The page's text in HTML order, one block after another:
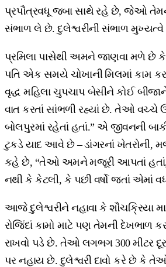
પ્રપૌત્રવધૂ જબા સાથે રહે છે, જેઓ
સંભાળ લે છે. દુલેશ્વરીની સંભાળ
પ્રમિલા પાસેથી અમને જાણવા મળે છે
પતિ એક સમયે ચોખાની મિલમાં કામ
વૃદ્ધ મહિલા ચુપચાપ બેસીને કોઈ
વાત કરતાં સાંભળી રહ્યાં છે. તેઓ વચ્ચે
બોલપુરમાં રહેતાં હતાં.” એ જીવનની
ટુકડે યાદ આવે છે – ડાંગરનાં ખેતરોની,
કહે છે, “તેઓ અમને મજૂરી આપતાં
નથી કે કેટલી, કે પછી વર્ષો જતાં એમાં
આજે દુલેશ્વરીને નહાવા કે શૌચક્રિયા
રોજિંદાં કામો માટે પણ તેમની દેખભાળ
રાખવો પડે છે. તેઓ લગભગ 300 મીટર
પર નહાય છે. દુલેશ્વરી દાવો કરે છે કે